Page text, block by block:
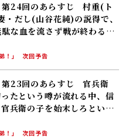
第24回のあらすじ 村重(ト
・だし(山谷花純)の説得で、
な血を流さず戦が終わると
驚きの事態が！
！」
次回予告
第23回のあらすじ 官兵衛
たという噂が流れる中、信
兵衛の子を始末しろという
された半兵衛(菅田将暉)
！」
次回予告